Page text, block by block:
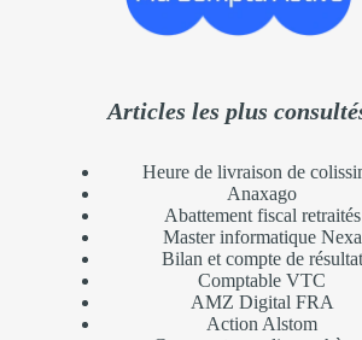
Articles les plus
Heure de livraison de
Anaxago
Abattement fiscal retraités
Master informatique Nexa
Bilan et compte de résultat
Comptable VTC
AMZ Digital FRA
Action Alstom